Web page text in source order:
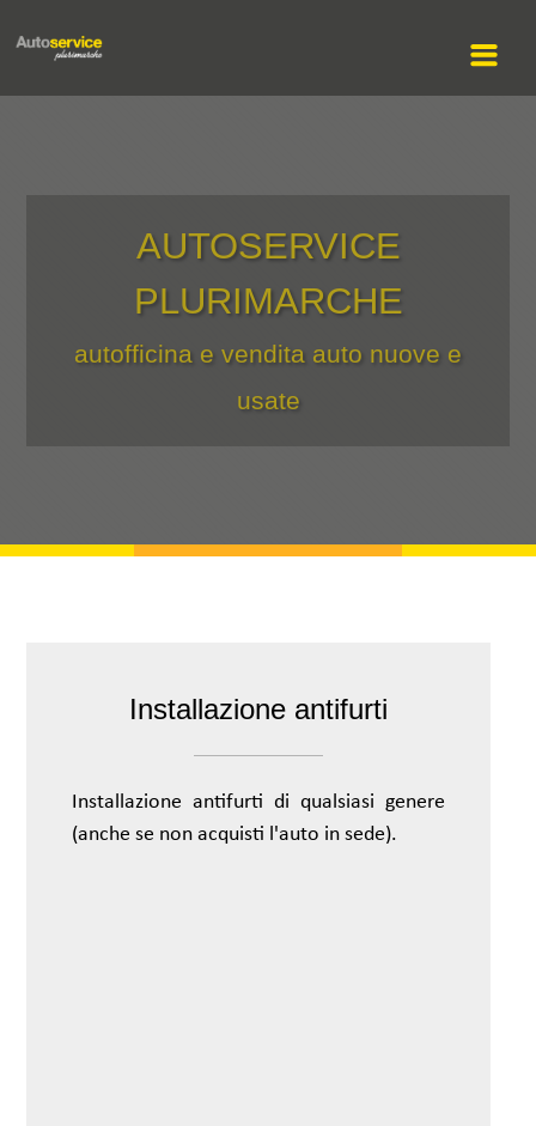
AUTOSERVICE
PLURIMARCHE
autofficina e vendita auto nuove e
usate
Installazione antifurti
Installazione antifurti di qualsiasi genere
(anche se non acquisti l'auto in sede).